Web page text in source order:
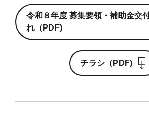
令和８年度 募集要領・補助金交
れ（PDF)
チラシ（PDF)